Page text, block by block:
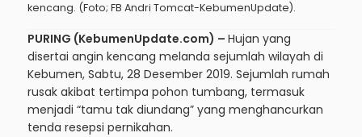
kencang. (Foto; FB Andri Tomcat-KebumenUpdate).
PURING (KebumenUpdate.com) – Hujan yang
disertai angin kencang melanda sejumlah wilayah di
Kebumen, Sabtu, 28 Desember 2019. Sejumlah rumah
rusak akibat tertimpa pohon tumbang, termasuk
menjadi “tamu tak diundang” yang menghancurkan
tenda resepsi pernikahan.